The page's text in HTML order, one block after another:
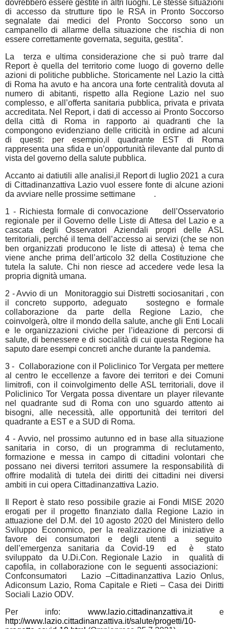
dovrebbero essere gestite in altri luoghi. Le stesse situazioni
di accesso da strutture tipo le RSA in Pronto Soccorso
segnalate dai medici del Pronto Soccorso sono un
campanello di allarme della situazione che rischia di non
essere correttamente governata, seguita, gestita”.
La
terza e ultima considerazione che si può trarre dal
Report è quella del territorio come luogo di governo delle
azioni di politiche pubbliche. Storicamente nel Lazio la città
di Roma ha avuto e ha ancora una forte centralità dovuta al
numero di abitanti, rispetto alla Regione Lazio nel suo
complesso, e all’offerta sanitaria pubblica, privata e privata
accreditata. Nel Report, i dati di accesso ai Pronto Soccorso
della città di Roma in rapporto ai quadranti che la
compongono evidenziano delle criticità in ordine ad alcuni
di questi: per esempio,il
quadrante EST di Roma
rappresenta una sfida e un’opportunità rilevante dal punto di
vista del governo della salute pubblica.
Accanto ai datiutili alle analisi,il Report di luglio 2021 a cura
di Cittadinanzattiva Lazio vuol essere fonte di alcune azioni
da avviare nelle prossime settimane
.
1 - Richiesta formale diconvocazione
dell’Osservatorio
regionale per il Governo delle Liste di Attesa del Lazio e a
cascata degli Osservatori Aziendali propri delle ASL
territoriali, perché il tema dell’accesso ai servizi (che se non
ben organizzati producono le liste di attesa) è tema che
viene anche prima dell’articolo 32 della Costituzione che
tutela la salute. Chi non riesce ad accedere vede lesa la
propria dignità umana.
2 - Avvio di un
Monitoraggio sui Distretti sociosanitari , con
il concreto supporto, adeguato
sostegno e formale
collaborazione da parte della Regione Lazio, che
coinvolgerà, oltre il mondo della salute, anche gli Enti Locali
e le organizzazioni civiche per l’ideazione di percorsi di
salute, di benessere e di socialità di cui questa Regione ha
saputo dare esempi concreti anche durante la pandemia.
3 - Collaborazione con il Policlinico Tor Vergata per mettere
al centro le eccellenze a favore dei territori e dei Comuni
limitrofi, con il coinvolgimento delle ASL territoriali, dove il
Policlinico Tor Vergata possa diventare un player rilevante
nel quadrante sud di Roma con uno sguardo attento ai
bisogni, alle necessità, alle opportunità dei territori del
quadrante a EST e a SUD di Roma.
4 - Avvio, nel prossimo autunno ed in base alla situazione
sanitaria in corso, di un programma di reclutamento,
formazione e messa in campo di cittadini volontari che
possano nei diversi territori assumere la responsabilità di
offrire modalità di tutela dei diritti dei cittadini nei diversi
ambiti in cui opera Cittadinanzattiva Lazio.
Il Report è stato reso possibile grazie ai Fondi MISE 2020
erogati per il progetto finanziato dalla Regione Lazio in
attuazione del D.M. del 10 agosto 2020 del Ministero dello
Sviluppo Economico, per la realizzazione di iniziative a
favore dei consumatori e degli utenti a
seguito
dell’emergenza sanitaria da Covid-19
ed è
stato
sviluppato
da U.Di.Con. Regionale Lazio in
qualità di
capofila, in collaborazione con le seguenti associazioni:
Confconsumatori
Lazio –Cittadinanzattiva Lazio Onlus,
Adiconsum Lazio, Roma Capitale e Rieti – Casa dei Diritti
Sociali Lazio ODV.
Per info: www.lazio.cittadinanzattiva.ite
http://www.lazio.cittadinanzattiva.it/salute/progetti/10-